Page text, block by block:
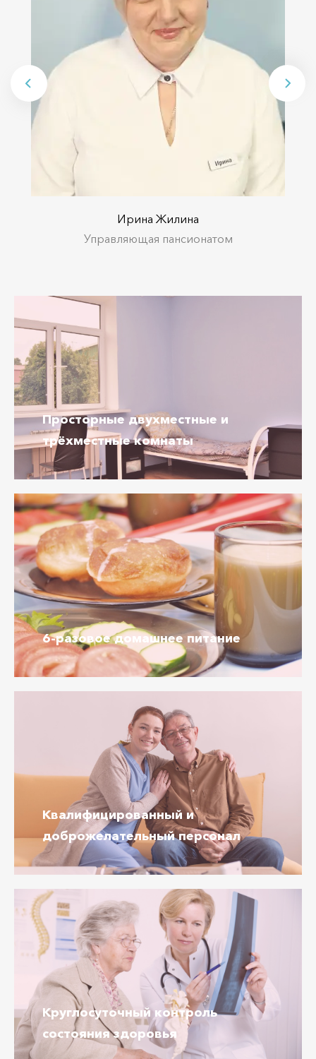
Ирина Жилина
Управляющая пансионатом
Просторные двухместные и
трёхместные комнаты
6-разовоедомашнее питание
Квалифицированныйи
доброжелательныйперсонал
Круглосуточныйконтроль
состоянияздоровья